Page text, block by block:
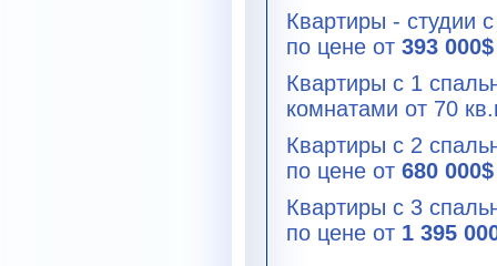
Квартиры - студии
по цене от 393 000$
Квартиры с 1
комнатами от 70
Квартиры с 2
по цене от 680 000$
Квартиры с 3
по цене от 1 395